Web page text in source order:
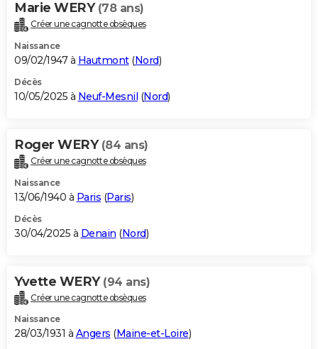
Marie WERY (78 ans)
Créer une cagnotte obsèques
Naissance
09/02/1947 à Hautmont(Nord)
Décès
10/05/2025 à Neuf-Mesnil (Nord)
Roger WERY (84 ans)
Créer une cagnotte obsèques
Naissance
13/06/1940 à Paris (Paris)
Décès
30/04/2025 à Denain (Nord)
Yvette WERY (94 ans)
Créer une cagnotte obsèques
Naissance
28/03/1931 à Angers (Maine-et-Loire)